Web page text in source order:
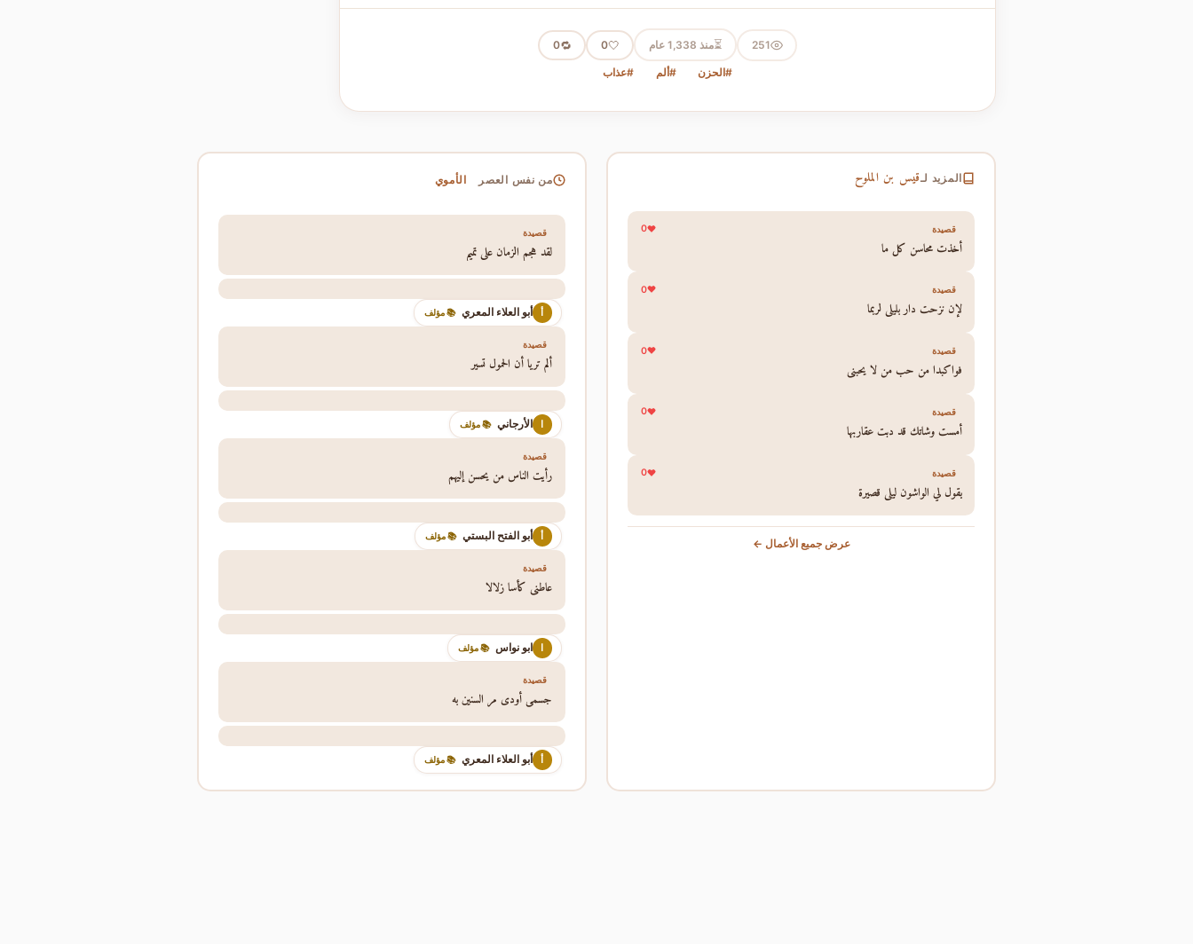
251
⏳منذ 1,338 عام 🤍
0
🔁
0
#الحزن #ألم #عذاب
المزيد لـقيس بن الملوح
قصيدة 0
أخذت محاسن كل ما
قصيدة 0
لإن نزحت دار بليلى لربما
قصيدة 0
فواكبدا من حب من لا يحبني
قصيدة 0
أمست وشاتك قد دبت عقاربها
قصيدة 0
يقول لي الواشون ليلى قصيرة
عرض جميع الأعمال ←
من نفس العصر الأموي
قصيدة
لقد هجم الزمان على تميم
أ أبو العلاء المعري 📚 مؤلف
قصيدة
ألم تريا أن الحمول تسير
ا الأرجاني 📚 مؤلف
قصيدة
رأيت الناس من يحسن إليهم
أ أبو الفتح البستي 📚 مؤلف
قصيدة
عاطني كأسا زلالا
ا ابو نواس 📚 مؤلف
قصيدة
جسمي أودى مر السنين به
أ أبو العلاء المعري 📚 مؤلف